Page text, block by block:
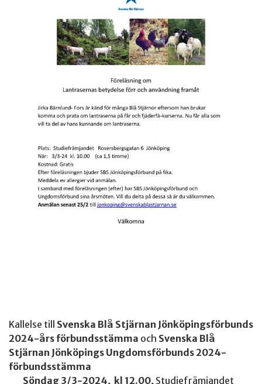
Kallelse till Svenska Blå Stjärnan Jönköpingsförbunds
2024-års förbundsstämma och Svenska Blå
Stjärnan Jönköpings Ungdomsförbunds 2024-
förbundsstämma
Söndag 3/3-2024, kl 12.00, Studiefrämjandet